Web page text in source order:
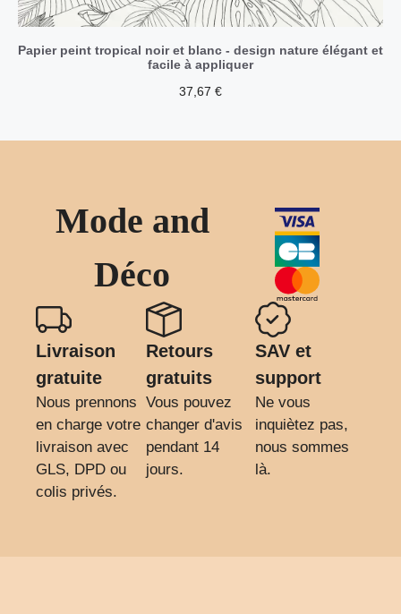
Papier peint tropical noir et blanc - design nature élégant et
facile à appliquer
37,67 €
Mode and
Déco
Livraison
gratuite
Nous prennons
en charge votre
livraison avec
GLS, DPD ou
colis privés.
Retours
gratuits
Vous pouvez
changer d'avis
pendant 14
jours.
SAV et
support
Ne vous
inquiètez pas,
nous sommes
là.